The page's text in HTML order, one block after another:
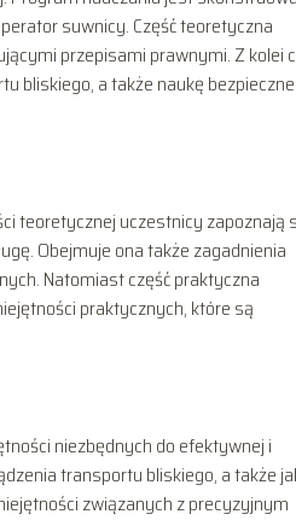
suwnicy. Część teoretyczna
przepisami prawnymi. Z kolei
bliskiego, a także naukę
teoretycznej uczestnicy zapoznają
Obejmuje ona także zagadnienia
Natomiast część praktyczna
praktycznych, które są
niezbędnych do efektywnej i
transportu bliskiego, a także
związanych z precyzyjnym